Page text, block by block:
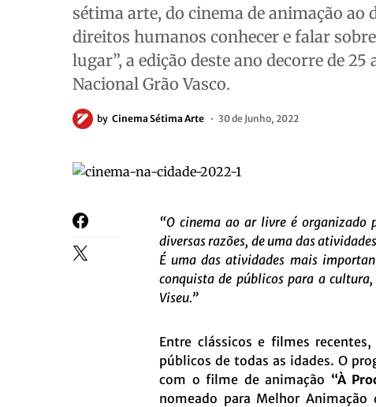
sétima arte, do cinema de animação
direitos humanos conhecer e falar
lugar”, a edição deste ano decorre de
Nacional Grão Vasco.
by Cinema Sétima Arte 30 de Junho, 2022
“O cinema ao ar livre é organizado
diversas razões, de uma das
É uma das atividades mais
conquista de públicos para a
Viseu.”
Entre clássicos e filmes
públicos de todas as idades. O
com o filme de animação “À
nomeado para Melhor Animação